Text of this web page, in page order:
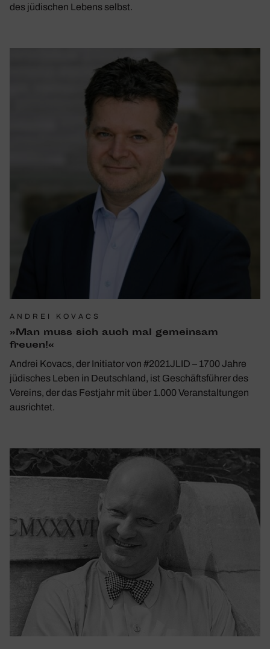
des jüdischen Lebens selbst.
ANDREI KOVACS
»Man muss sich auch mal gemeinsam
freuen!«
Andrei Kovacs, der Initiator von #2021JLID – 1700 Jahre
jüdisches Leben in Deutschland, ist Geschäftsführer des
Vereins, der das Festjahr mit über 1.000 Veranstaltungen
ausrichtet.